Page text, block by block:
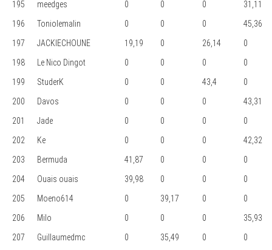
195 meedges 0 0 0
31,11
196
Toniolemalin 0 0 0
45,36
197
JACKIECHOUNE 19,19 0 26,14
0
198
Le Nico Dingot 0 0 0
0
199
StuderK 0 0 43,4
0
200
Davos 0 0 0
43,31
201
Jade 0 0 0
0
202
Ke 0 0 0
42,32
203
Bermuda 41,87 0 0
0
204
Ouais ouais 39,98 0 0
0
205
Moeno614 0 39,17 0
0
206
Milo 0 0 0
35,93
207
Guillaumedmc 0 35,49 0
0